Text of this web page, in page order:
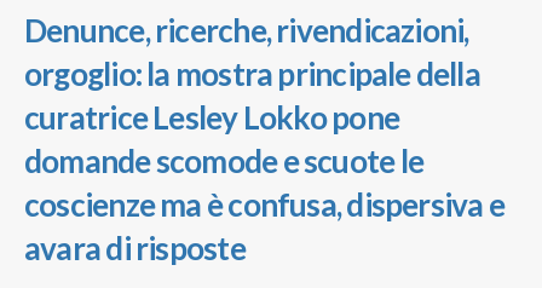
Denunce, ricerche, rivendicazioni,
orgoglio: la mostra principale della
curatrice Lesley Lokko pone
domande scomode e scuote le
coscienze ma è confusa, dispersiva e
avara di risposte